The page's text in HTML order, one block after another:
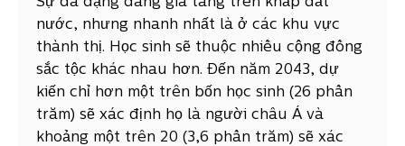
nước, nhưng nhanh nhất là ở các khu vực
thành thị. Học sinh sẽ thuộc nhiều cộng đồng
sắc tộc khác nhau hơn. Đến năm 2043, dự
kiến chỉ hơn một trên bốn học sinh (26 phần
trăm) sẽ xác định họ là người châu Á và
khoảng một trên 20 (3,6 phần trăm) sẽ xác